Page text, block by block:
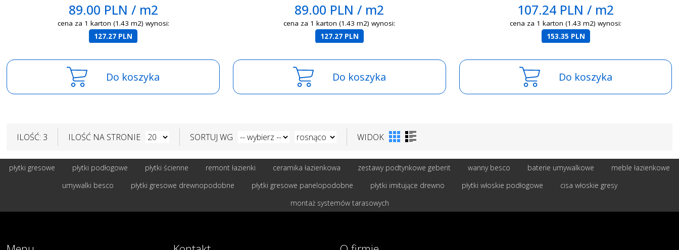
89.00 PLN / m2
cena za 1 karton (1.43 m2) wynosi:
127.27 PLN
Do koszyka
89.00 PLN / m2
cena za 1 karton (1.43 m2) wynosi:
127.27 PLN
Do koszyka
107.24 PLN / m2
cena za 1 karton (1.43 m2) wynosi:
153.35 PLN
Do koszyka
ILOŚĆ: 3 ILOŚĆ NA STRONIE SORTUJ WG WIDOK
płytki gresowe płytki podłogowe płytki ścienne remont łazienki ceramika łazienkowa zestawy podtynkowe geberit wanny besco baterie umywalkowe
meble łazienkowe
umywalki besco
płytki gresowe drewnopodobne płytki gresowe panelopodobne płytki imitujące drewno płytki włoskie podłogowe
cisa włoskie gresy
montaż systemów tarasowych